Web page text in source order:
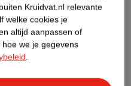
(nog) geen Nature
Kruidvat.nl relevante
welke cookies je
altijd aanpassen of
we je gegevens
.